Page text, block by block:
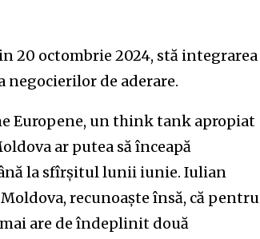
20 octombrie 2024, stă integrarea
negocierilor de aderare.
Europene, un think tank apropiat
ar putea să înceapă
la sfîrșitul lunii iunie. Iulian
recunoaște însă, că pentru
are de îndeplinit două